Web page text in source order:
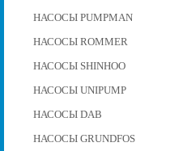
НАСОСЫ PUMPMAN
НАСОСЫ ROMMER
НАСОСЫ SHINHOO
НАСОСЫ UNIPUMP
НАСОСЫ DAB
НАСОСЫ GRUNDFOS